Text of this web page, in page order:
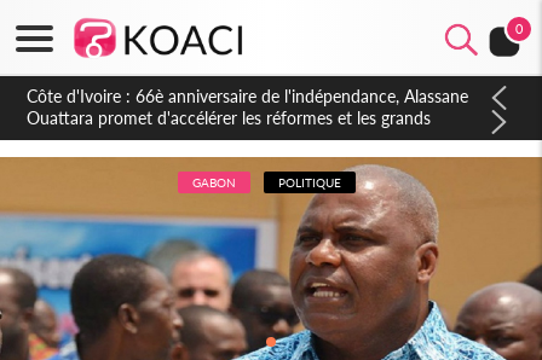
0
Côte d'Ivoire : À Abidjan, Amadou Oury Bah admire le modèle
ivoirien et veut s'en inspirer pour accélérer le développement
de la Guinée
GABON POLITIQUE